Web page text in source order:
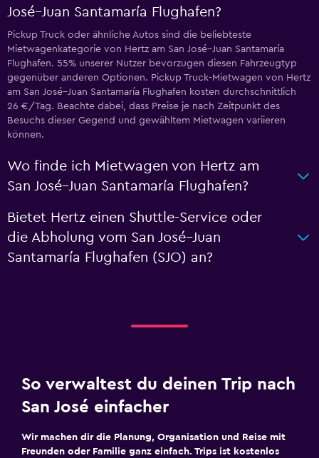
José–Juan Santamaría Flughafen?
Pickup Truck oder ähnliche Autos sind die beliebteste
Mietwagenkategorie von Hertz am San José–Juan Santamaría
Flughafen. 55% unserer Nutzer bevorzugen diesen Fahrzeugtyp
gegenüber anderen Optionen. Pickup Truck-Mietwagen von Hertz
am San José–Juan Santamaría Flughafen kosten durchschnittlich
26 €/Tag. Beachte dabei, dass Preise je nach Zeitpunkt des
Besuchs dieser Gegend und gewähltem Mietwagen variieren
können.
Wo finde ich Mietwagen von Hertz am
San José–Juan Santamaría Flughafen?
Bietet Hertz einen Shuttle-Service oder
die Abholung vom San José–Juan
Santamaría Flughafen (SJO) an?
So verwaltest du deinen Trip nach
San José einfacher
Wir machen dir die Planung, Organisation und Reise mit
Freunden oder Familie ganz einfach. Trips ist kostenlos